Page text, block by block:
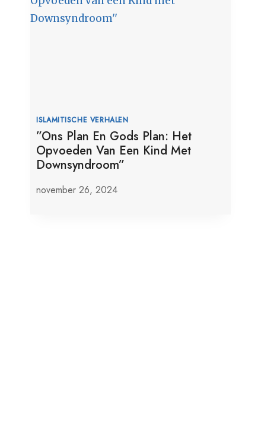
ISLAMITISCHE VERHALEN
”Ons Plan En Gods Plan: Het
Opvoeden Van Een Kind Met
Downsyndroom”
november 26, 2024